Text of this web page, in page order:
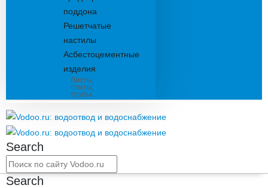
поддона
Решетчатые
настилы
Асбестоцементные
изделия
Листы,
плиты,
трубы
Search
Search